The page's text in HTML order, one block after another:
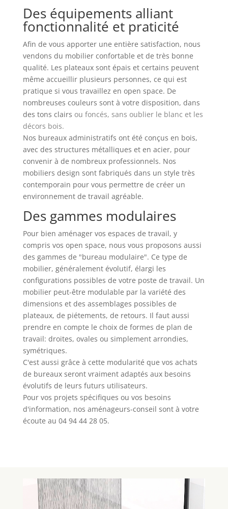
Des équipements alliant
fonctionnalité et praticité
Afin de vous apporter une entière satisfaction, nous
vendons du mobilier confortable et de très bonne
qualité. Les plateaux sont épais et certains peuvent
même accueillir plusieurs personnes, ce qui est
pratique si vous travaillez en open space. De
nombreuses couleurs sont à votre disposition, dans
des tons clairs ou foncés, sans oublier le blanc et les
décors bois.
Nos bureaux administratifs ont été conçus en bois,
avec des structures métalliques et en acier, pour
convenir à de nombreux professionnels. Nos
mobiliers design sont fabriqués dans un style très
contemporain pour vous permettre de créer un
environnement de travail agréable.
Des gammes modulaires
Pour bien aménager vos espaces de travail, y
compris vos open space, nous vous proposons aussi
des gammes de "bureau modulaire". Ce type de
mobilier, généralement évolutif, élargi les
configurations possibles de votre poste de travail. Un
mobilier peut-être modulable par la variété des
dimensions et des assemblages possibles de
plateaux, de piétements, de retours. Il faut aussi
prendre en compte le choix de formes de plan de
travail: droites, ovales ou simplement arrondies,
symétriques.
C'est aussi grâce à cette modularité que vos achats
de bureaux seront vraiment adaptés aux besoins
évolutifs de leurs futurs utilisateurs.
Pour vos projets spécifiques ou vos besoins
d'information, nos aménageurs-conseil sont à votre
écoute au 04 94 44 28 05.